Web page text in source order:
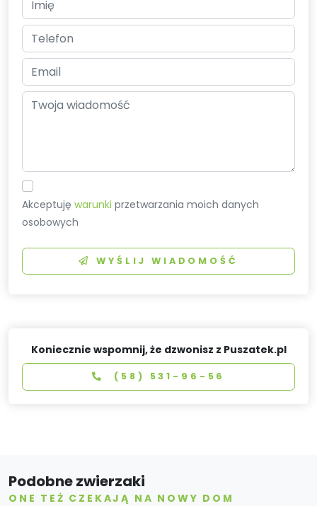
Akceptujęwarunki przetwarzania moich danych
osobowych
WYŚLIJ WIADOMOŚĆ
Koniecznie wspomnij, że dzwonisz z Puszatek.pl
(58) 531-96-56
Podobne zwierzaki
ONE TEŻ CZEKAJĄ NA NOWY DOM